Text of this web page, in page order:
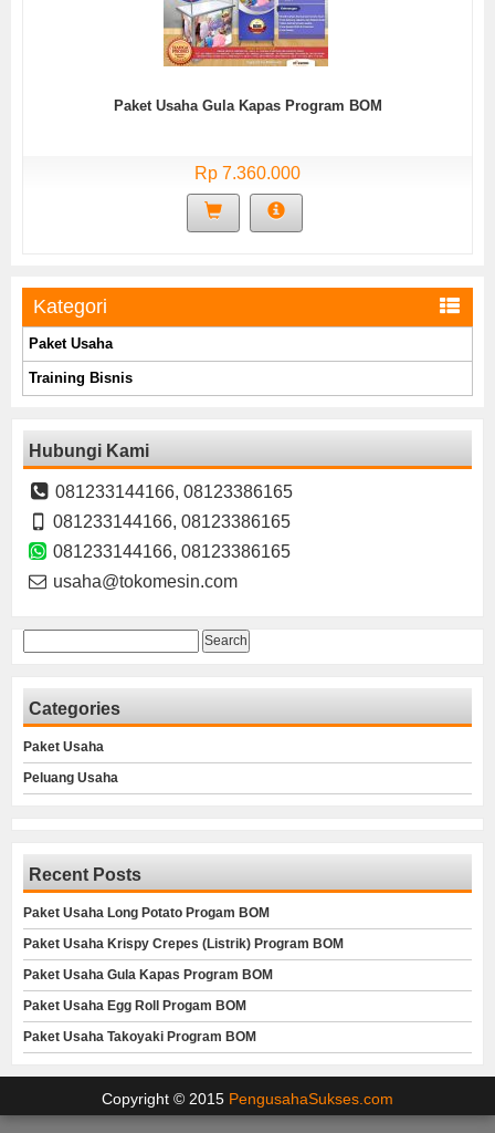
Paket Usaha Gula Kapas Program BOM
Rp 7.360.000
Kategori
Paket Usaha
Training Bisnis
Hubungi Kami
081233144166, 08123386165
081233144166, 08123386165
081233144166, 08123386165
usaha@tokomesin.com
for:
Categories
Paket Usaha
Peluang Usaha
Recent Posts
Paket Usaha Long Potato Progam BOM
Paket Usaha Krispy Crepes (Listrik) Program BOM
Paket Usaha Gula Kapas Program BOM
Paket Usaha Egg Roll Progam BOM
Paket Usaha Takoyaki Program BOM
Copyright © 2015 PengusahaSukses.com